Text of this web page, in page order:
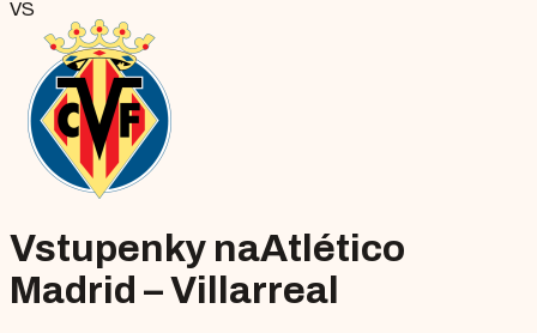
VS
Vstupenky naAtlético
Madrid – Villarreal